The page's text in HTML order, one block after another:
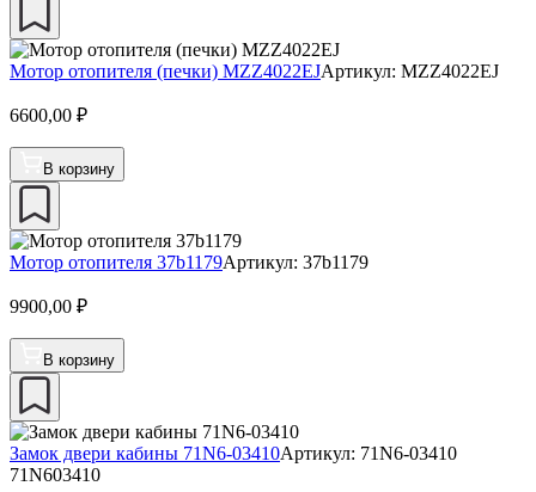
Мотор отопителя (печки) MZZ4022EJАртикул: MZZ4022EJ
6600,00 ₽
В корзину
Мотор отопителя 37b1179Артикул: 37b1179
9900,00 ₽
В корзину
Замок двери кабины 71N6-03410Артикул: 71N6-03410
71N603410